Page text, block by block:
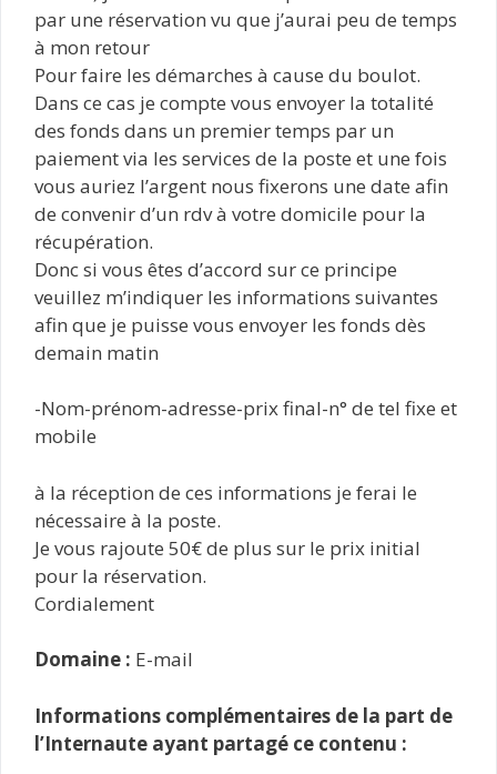
par une réservation vu que j’aurai peu de temps
à mon retour
Pour faire les démarches à cause du boulot.
Dans ce cas je compte vous envoyer la totalité
des fonds dans un premier temps par un
paiement via les services de la poste et une fois
vous auriez l’argent nous fixerons une date afin
de convenir d’un rdv à votre domicile pour la
récupération.
Donc si vous êtes d’accord sur ce principe
veuillez m’indiquer les informations suivantes
afin que je puisse vous envoyer les fonds dès
demain matin
-Nom-prénom-adresse-prix final-n° de tel fixe et
mobile
à la réception de ces informations je ferai le
nécessaire à la poste.
Je vous rajoute 50€ de plus sur le prix initial
pour la réservation.
Cordialement
Domaine : E-mail
Informations complémentaires de la part de
l’Internaute ayant partagé ce contenu :